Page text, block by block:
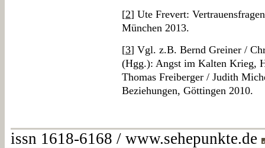
[2] Ute Frevert:
München 2013.
[3] Vgl. z.B. Bernd Greiner /
(Hgg.): Angst im Kalten Krieg,
Thomas Freiberger / Judith
Beziehungen, Göttingen 2010.
issn 1618-6168 / www.sehepunkte.de